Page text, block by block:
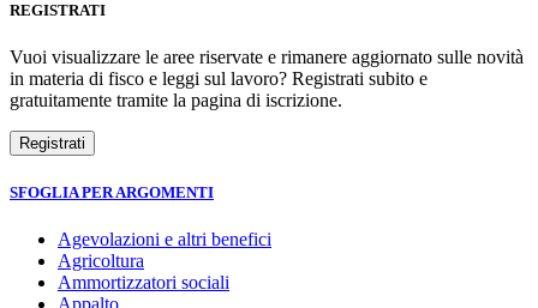
REGISTRATI
Vuoi visualizzare le aree riservate e rimanere aggiornato sulle novità
in materia di fisco e leggi sul lavoro? Registrati subito e
gratuitamente tramite la pagina di iscrizione.
SFOGLIA PER ARGOMENTI
Agevolazioni e altri benefici
Agricoltura
Ammortizzatori sociali
Appalto